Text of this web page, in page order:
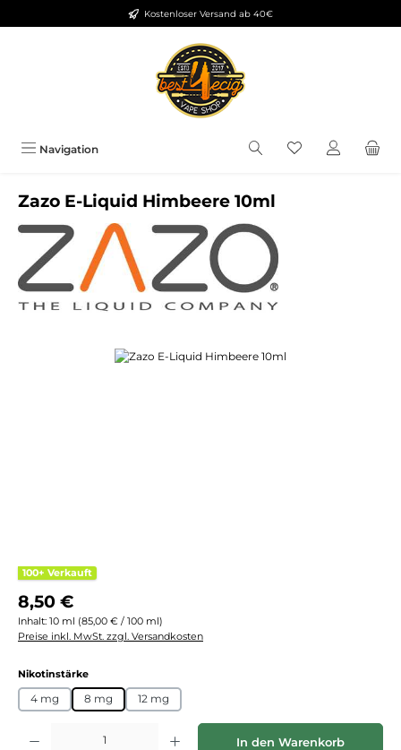
Zum Hauptinhalt springenKostenloser Versand ab 40€
Navigation Du hast 0
Zazo E-Liquid Himbeere 10ml
Bildergalerie überspringen
100+ Verkauft
Regulärer Preis:
8,50 €
Inhalt: 10 ml (85,00 € / 100 ml)
Preise inkl. MwSt. zzgl. Versandkosten
Nikotinstärkeauswählen
4 mg 8 mg 12 mg
Produkt Anzahl: Gib den gewünschten Wert ein oder benutze die
In den Warenkorb